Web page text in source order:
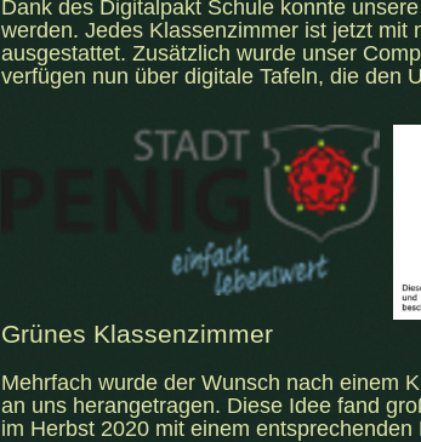
Dank des Digitalpakt Schule konnte
werden. Jedes Klassenzimmer ist jetzt mit
ausgestattet. Zusätzlich wurde unser
verfügen nun über digitale Tafeln, die den
Grünes Klassenzimmer
Mehrfach wurde der Wunsch nach einem
an uns herangetragen. Diese Idee fand
im Herbst 2020 mit einem entsprechenden